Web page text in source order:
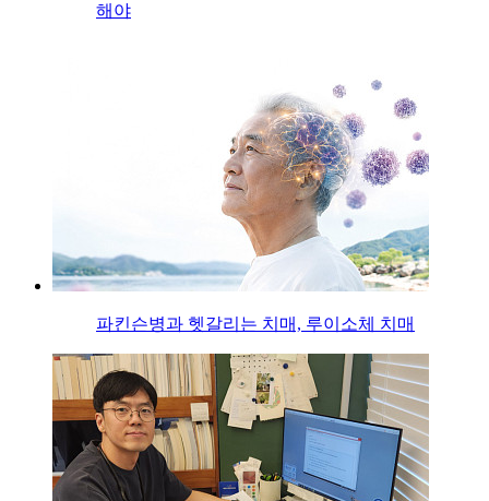
해야
파킨슨병과 헷갈리는 치매, 루이소체 치매